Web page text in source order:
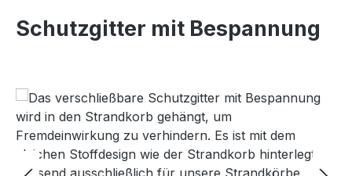
Schutzgitter mit Bespannung
Bildergalerie überspringen